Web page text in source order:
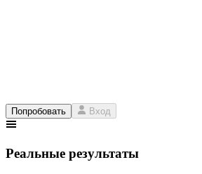
Попробовать Вход
Реальные результаты